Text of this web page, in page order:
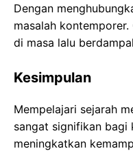
Dengan
masalah
di masa lalu
Kesimpulan
Mempelajari sejarah
sangat signifikan bagi
meningkatkan